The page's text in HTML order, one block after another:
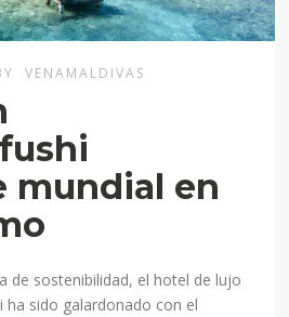
VENAMALDIVAS
mundial en
de sostenibilidad, el hotel de lujo
ha sido galardonado con el